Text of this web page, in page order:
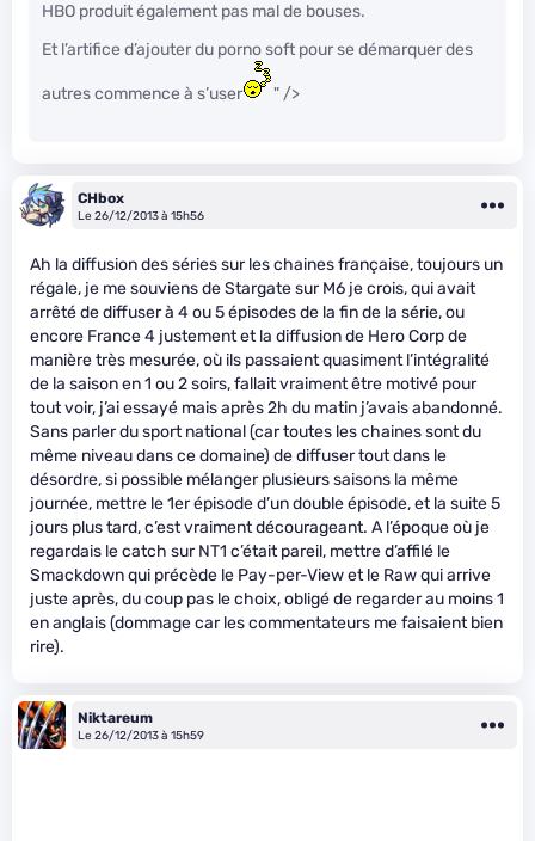
HBO produit également pas mal de bouses.
Et l’artifice d’ajouter du porno soft pour se démarquer des
autres commence à s’user " />
CHbox
Le 26/12/2013 à 15h56
Ah la diffusion des séries sur les chaines française, toujours un
régale, je me souviens de Stargate sur M6 je crois, qui avait
arrêté de diffuser à 4 ou 5 épisodes de la fin de la série, ou
encore France 4 justement et la diffusion de Hero Corp de
manière très mesurée, où ils passaient quasiment l’intégralité
de la saison en 1 ou 2 soirs, fallait vraiment être motivé pour
tout voir, j’ai essayé mais après 2h du matin j’avais abandonné.
Sans parler du sport national (car toutes les chaines sont du
même niveau dans ce domaine) de diffuser tout dans le
désordre, si possible mélanger plusieurs saisons la même
journée, mettre le 1er épisode d’un double épisode, et la suite 5
jours plus tard, c’est vraiment décourageant. A l’époque où je
regardais le catch sur NT1 c’était pareil, mettre d’affilé le
Smackdown qui précède le Pay-per-View et le Raw qui arrive
juste après, du coup pas le choix, obligé de regarder au moins 1
en anglais (dommage car les commentateurs me faisaient bien
rire).
Niktareum
Le 26/12/2013 à 15h59